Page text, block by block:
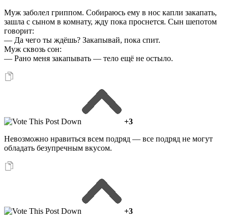
Муж заболел гриппом. Собираюсь ему в нос капли закапать,
зашла с сыном в комнату, жду пока проснется. Сын шепотом
говорит:
— Да чего ты ждёшь? Закапывай, пока спит.
Муж сквозь сон:
— Рано меня закапывать — тело ещё не остыло.
+3
Невозможно нравиться всем подряд — все подряд не могут
обладать безупречным вкусом.
+3